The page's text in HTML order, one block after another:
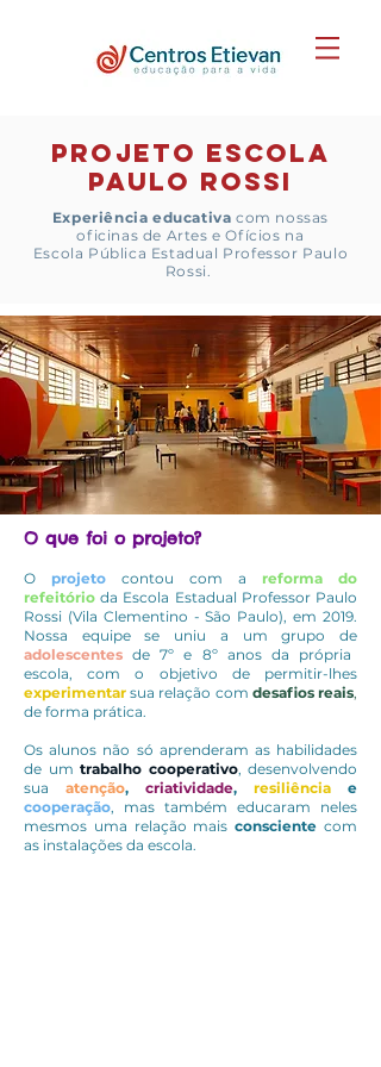
projeto escola
paulo rossi
Experiência educativacom nossas
oficinas de Artes e Ofícios na
Escola Pública Estadual Professor Paulo
Rossi.
O que foi o projeto?
O projeto contou com a reforma do
refeitório da Escola Estadual Professor Paulo
Rossi (Vila Clementino - São Paulo), em 2019.
Nossa equipe se uniu a um grupo de
adolescentes de 7º e 8º anos da própria
escola, com o objetivo de permitir-lhes
experimentarsua relação com desafios reais,
de forma prática.
Os alunos não só aprenderam as habilidades
de um trabalho cooperativo, desenvolvendo
sua atenção, criatividade, resiliência e
cooperação, mas também educaram neles
mesmos uma relação maisconscientecom
as instalações da escola.